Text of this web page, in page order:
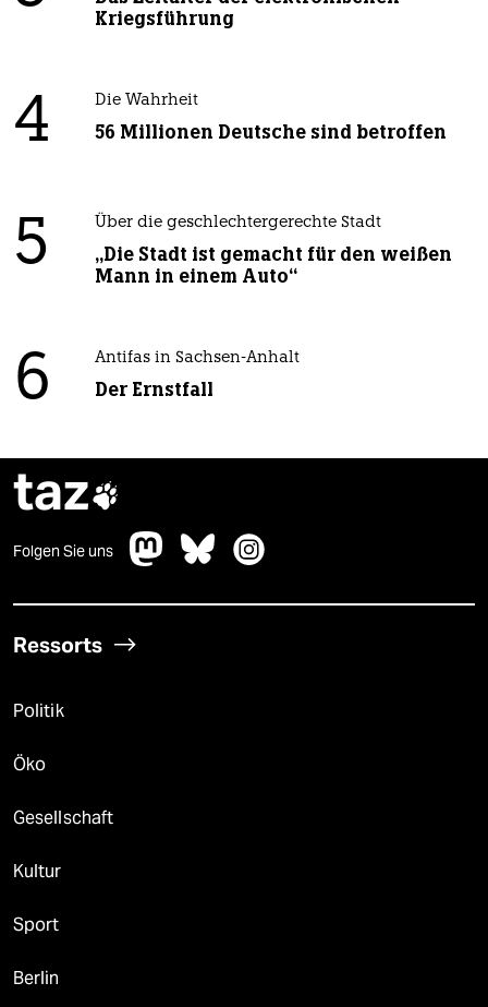
Kriegsführung
4 Die Wahrheit
56 Millionen Deutsche sind betroffen
5 Über die geschlechtergerechte Stadt
„Die Stadt ist gemacht für den weißen
Mann in einem Auto“
6 Antifas in Sachsen-Anhalt
Der Ernstfall
taz
Folgen Sie uns
Ressorts
Politik
Öko
Gesellschaft
Kultur
Sport
Berlin